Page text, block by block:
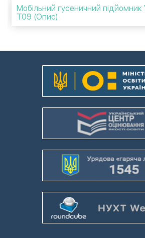
Мобільний гусеничний підйомник
T09 (Опис)